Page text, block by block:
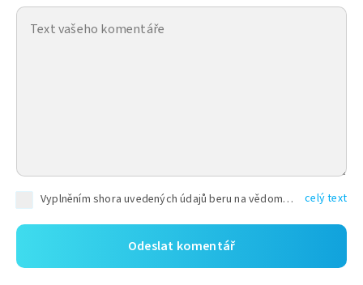
Vyplněním shora uvedených údajů beru na vědomí, že společnost TEXT FACTORY s.r.o., sídlem Brno, Durďákova 336/29, Černá Pole, PSČ: 613 00, IČ: 06157831, zapsané u Krajského soudu v Brně, oddíl C, vložka 100399, bude zpracovávat mé osobní údaje uvedené v rámci mnou vyplněného registračního formuláře na základě oprávněných zájmů TEXT FACTORY s.r.o. dle čl. 6 odst. 1 písm. f) GDPR a pro splnění právních povinností (čl. 6 odst. 1 písm. c) GDPR), a to pro tyto účely: nezbytnost zajistit oprávnění návštěvníka webových stránek provozovaných společností TEXT FACTORY s.r.o. přispívat aktivně ke zveřejněným článkům nebo v rámci diskusních fór a výkon práv TEXT FACTORY s.r.o. jako administrátora těchto diskusních fór. Více informací o zpracování osobních údajů a právech lze nalézt v celý text